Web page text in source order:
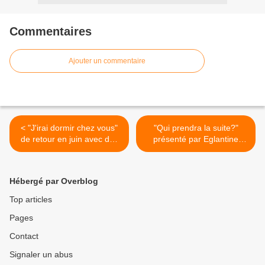
Commentaires
Ajouter un commentaire
< "J'irai dormir chez vous"
de retour en juin avec des
inédits sur France 5
"Qui prendra la suite?"
présenté par Eglantine
Emeyé, nouveau jeu à la
Hébergé par Overblog
Top articles
Pages
Contact
Signaler un abus